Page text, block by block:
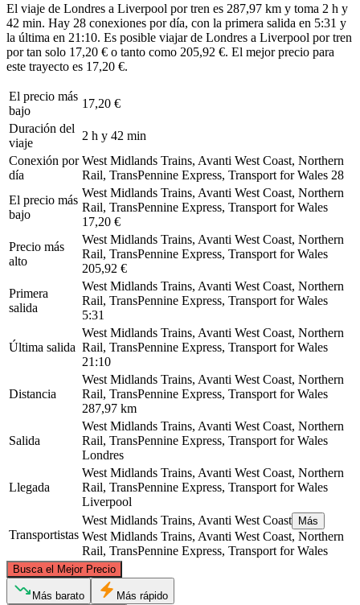
El viaje de Londres a Liverpool por tren es 287,97 km y toma 2 h y
42 min. Hay 28 conexiones por día, con la primera salida en 5:31 y
la última en 21:10. Es posible viajar de Londres a Liverpool por tren
por tan solo 17,20 € o tanto como 205,92 €. El mejor precio para
este trayecto es 17,20 €.
El precio más
bajo
17,20 €
Duración del
viaje
2 h y 42 min
Conexión por
día
West Midlands Trains, Avanti West Coast, Northern
Rail, TransPennine Express, Transport for Wales 28
El precio más
bajo
West Midlands Trains, Avanti West Coast, Northern
Rail, TransPennine Express, Transport for Wales
17,20 €
Precio más
alto
West Midlands Trains, Avanti West Coast, Northern
Rail, TransPennine Express, Transport for Wales
205,92 €
Primera
salida
West Midlands Trains, Avanti West Coast, Northern
Rail, TransPennine Express, Transport for Wales
5:31
Última salida
West Midlands Trains, Avanti West Coast, Northern
Rail, TransPennine Express, Transport for Wales
21:10
Distancia
West Midlands Trains, Avanti West Coast, Northern
Rail, TransPennine Express, Transport for Wales
287,97 km
Salida
West Midlands Trains, Avanti West Coast, Northern
Rail, TransPennine Express, Transport for Wales
Londres
Llegada
West Midlands Trains, Avanti West Coast, Northern
Rail, TransPennine Express, Transport for Wales
Liverpool
Transportistas
West Midlands Trains, Avanti West Coast Más
West Midlands Trains, Avanti West Coast, Northern
Rail, TransPennine Express, Transport for Wales
Busca el Mejor Precio
Liverpool
©CARTO, ©OpenStreetMapcontributors
Más barato
Más rápido